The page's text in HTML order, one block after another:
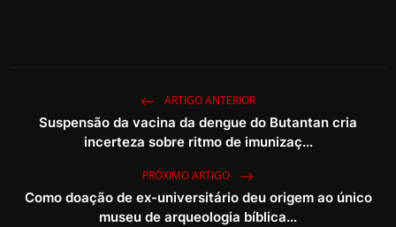
ARTIGO ANTERIOR
Suspensão da vacina da dengue do Butantan cria
incerteza sobre ritmo de imunizaç...
PRÓXIMO ARTIGO
Como doação de ex-universitário deu origem ao único
museu de arqueologia bíblica...